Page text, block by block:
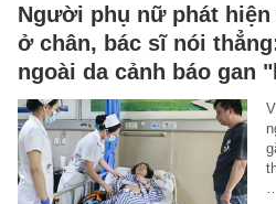
Người phụ nữ phát
ở chân, bác sĩ nói
ngoài da cảnh báo gan